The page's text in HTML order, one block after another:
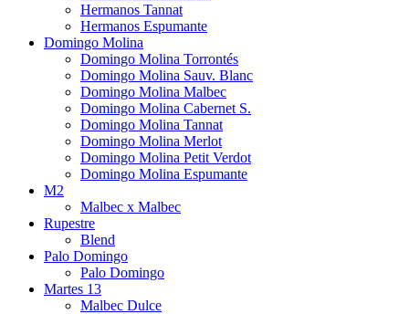
Hermanos Tannat
Hermanos Espumante
Domingo Molina
Domingo Molina Torrontés
Domingo Molina Sauv. Blanc
Domingo Molina Malbec
Domingo Molina Cabernet S.
Domingo Molina Tannat
Domingo Molina Merlot
Domingo Molina Petit Verdot
Domingo Molina Espumante
M2
Malbec x Malbec
Rupestre
Blend
Palo Domingo
Palo Domingo
Martes 13
Malbec Dulce